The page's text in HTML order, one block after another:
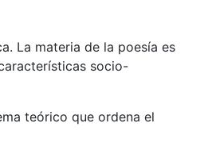
La materia de la poesía es
socio-
teórico que ordena el